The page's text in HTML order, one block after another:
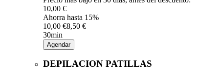
10,00 €
Ahorra hasta 15%
10,00 €8,50 €
30min
Agendar
DEPILACION PATILLAS